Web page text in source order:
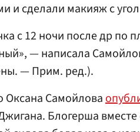
и сделали макияж с
с 12 ночи после др по
— написала
— Прим. ред.).
Оксана Самойлова
Блогерша